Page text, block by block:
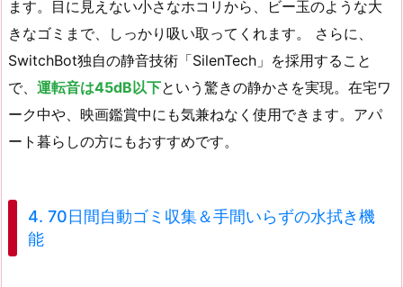
ます。目に見えない小さなホコリから、ビー玉のような大
きなゴミまで、しっかり吸い取ってくれます。 さらに、
SwitchBot独自の静音技術「SilenTech」を採用すること
で、 運転音は45dB以下という驚きの静かさを実現。在宅ワ
ーク中や、映画鑑賞中にも気兼ねなく使用できます。アパ
ート暮らしの方にもおすすめです。
4. 70日間自動ゴミ収集＆手間いらずの水拭き機
能